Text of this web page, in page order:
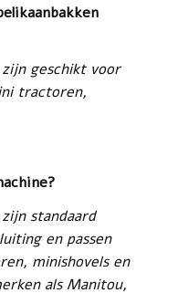
geschikt voor
tractoren,
standaard
en passen
minishovels en
als Manitou,